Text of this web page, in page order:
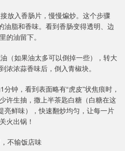
放入香肠片，慢慢煸炒。这个步骤
油脂和香味。看到香肠变得透明、边
的油留下。
（如果油太多可以倒掉一些），转大
浓浓蒜香味后，倒入青椒块。
钟，看到表面略有“虎皮”状焦痕时，
许生抽，撒上半茶匙白糖（白糖在这
亮鲜味），快速翻炒均匀，让每一片
火出锅！
不输饭店味